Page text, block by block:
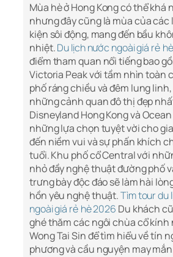
Mùa hè ở Hong Kong có thể khá
nhưng đây cũng là mùa của các
kiện sôi động, mang đến bầu
nhiệt.Du lịch nước ngoài giá rẻ
điểm tham quan nổi tiếng bao
Victoria Peak với tầm nhìn toàn
phố ráng chiều và đêm lung
những cảnh quan đô thị đẹp
Disneyland Hong Kong và
những lựa chọn tuyệt vời cho
đến niềm vui và sự phấn khích
tuổi. Khu phố cổ Central với
nhỏ đầy nghệ thuật đường phố
trưng bày độc đáo sẽ làm hài
hồn yêu nghệ thuật.Tìm tour du
ngoài giá rẻ hè 2026 Du khách
ghé thăm các ngôi chùa cổ kính
Wong Tai Sin để tìm hiểu về tín
phương và cầu nguyện may